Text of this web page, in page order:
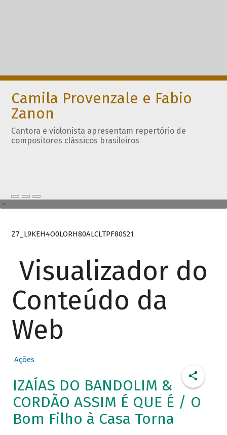
Camila Provenzale e Fabio
Zanon
Cantora e violonista apresentam repertório de
compositores clássicos brasileiros
Z7_L9KEH4O0LORH80ALCLTPF80S21
Visualizador do
Conteúdo da
Web
Ações
IZAÍAS DO BANDOLIM &
CORDÃO ASSIM É QUE É / O
Bom Filho à Casa Torna